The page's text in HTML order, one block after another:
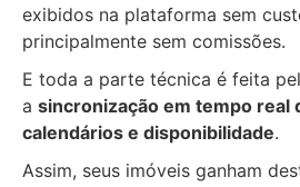
exibidos na plataforma sem
principalmente sem comissões.
E toda a parte técnica é feita
a sincronização em tempo real
calendários e disponibilidade.
Assim, seus imóveis ganham